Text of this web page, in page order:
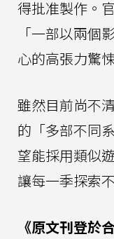
得批准製作。
「一部以兩個
心的高張力驚
雖然目前尚不
的「多部不同
望能採用類似
讓每一季探索
《原文刊登於